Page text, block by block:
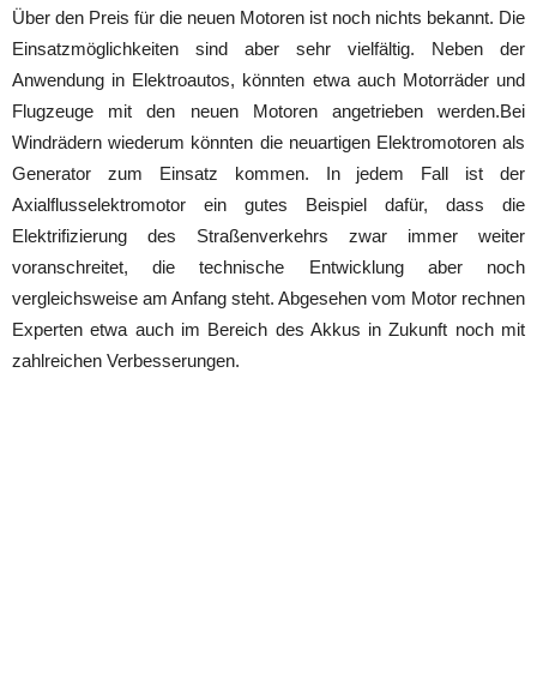
Über den Preis für die neuen Motoren ist noch nichts bekannt. Die
Einsatzmöglichkeiten sind aber sehr vielfältig. Neben der
Anwendung in Elektroautos, könnten etwa auch Motorräder und
Flugzeuge mit den neuen Motoren angetrieben werden.Bei
Windrädern wiederum könnten die neuartigen Elektromotoren als
Generator zum Einsatz kommen. In jedem Fall ist der
Axialflusselektromotor ein gutes Beispiel dafür, dass die
Elektrifizierung des Straßenverkehrs zwar immer weiter
voranschreitet, die technische Entwicklung aber noch
vergleichsweise am Anfang steht. Abgesehen vom Motor rechnen
Experten etwa auch im Bereich des Akkus in Zukunft noch mit
zahlreichen Verbesserungen.